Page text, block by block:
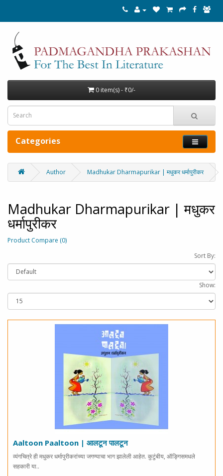
0 item(s) - ₹0/-
Categories
Author Madhukar Dharmapurikar | मधुकर धर्मापुरीकर
Madhukar Dharmapurikar | मधुकर
धर्मापुरीकर
Product Compare (0)
Sort By:
Show:
Aaltoon Paaltoon | आलटून पालटून
व्यंगचित्रे ही मधुकर धर्मापुरीकरांच्या जगण्याचा भाग झालेली आहेत. कुटुंबीय, ऑङ्गिसमधले
सहकारी या..